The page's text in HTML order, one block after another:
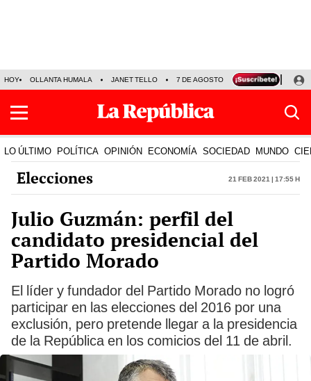
HOY OLLANTA HUMALA JANET TELLO 7 DE AGOSTO TINKA RESULTADOS
LO ÚLTIMO POLÍTICA OPINIÓN ECONOMÍA SOCIEDAD MUNDO
Elecciones 21 Feb 2021 | 17:55 h
Julio Guzmán: perfil del
candidato presidencial del
Partido Morado
El líder y fundador del Partido Morado no logró
participar en las elecciones del 2016 por una
exclusión, pero pretende llegar a la presidencia
de la República en los comicios del 11 de abril.